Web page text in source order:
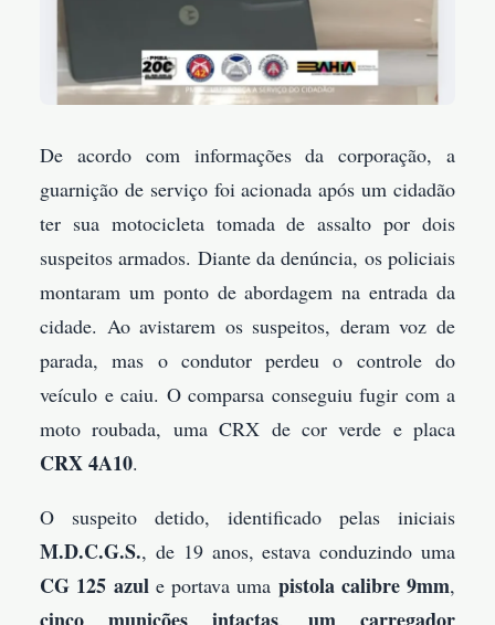
De acordo com informações da corporação, a
guarnição de serviço foi acionada após um cidadão
ter sua motocicleta tomada de assalto por dois
suspeitos armados. Diante da denúncia, os policiais
montaram um ponto de abordagem na entrada da
cidade. Ao avistarem os suspeitos, deram voz de
parada, mas o condutor perdeu o controle do
veículo e caiu. O comparsa conseguiu fugir com a
moto roubada, uma CRX de cor verde e placa
CRX 4A10.
O suspeito detido, identificado pelas iniciais
M.D.C.G.S., de 19 anos, estava conduzindo uma
CG 125 azul e portava uma pistola calibre 9mm,
cinco munições intactas, um carregador